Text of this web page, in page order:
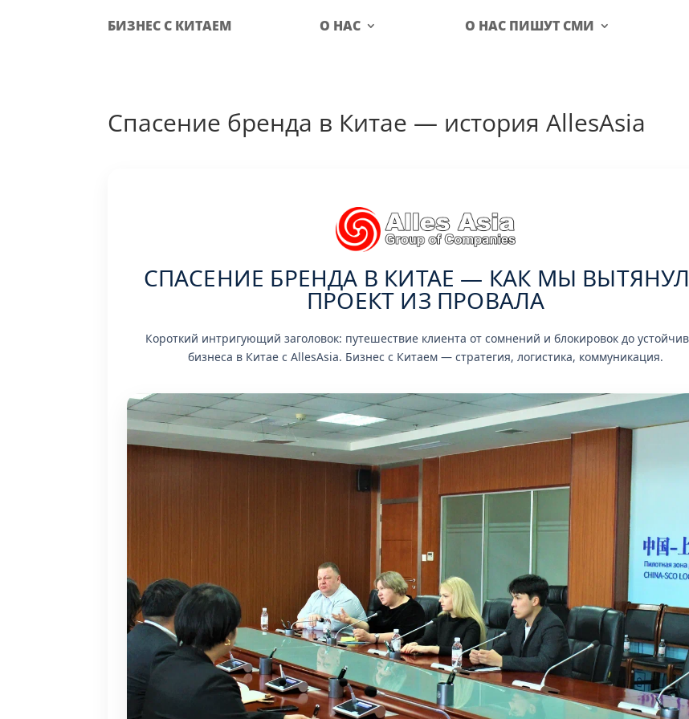
БИЗНЕС С КИТАЕМ О НАС О НАС ПИШУТ СМИ
Спасение бренда в Китае — история AllesAsia
СПАСЕНИЕ БРЕНДА В КИТАЕ — КАК МЫ
ПРОЕКТ ИЗ ПРОВАЛА
Короткий интригующий заголовок: путешествие клиента от сомнений и блокировок до
бизнеса в Китае с AllesAsia. Бизнес с Китаем — стратегия, логистика, коммуникация.